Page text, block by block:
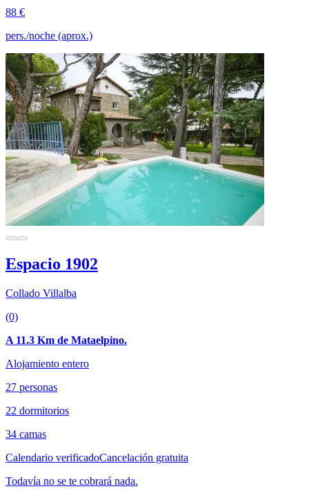
88 €
pers./noche (aprox.)
Espacio 1902
Collado Villalba
(0)
A 11.3 Km de Mataelpino.
Alojamiento entero
27 personas
22 dormitorios
34 camas
Calendario verificadoCancelación gratuita
Todavía no se te cobrará nada.